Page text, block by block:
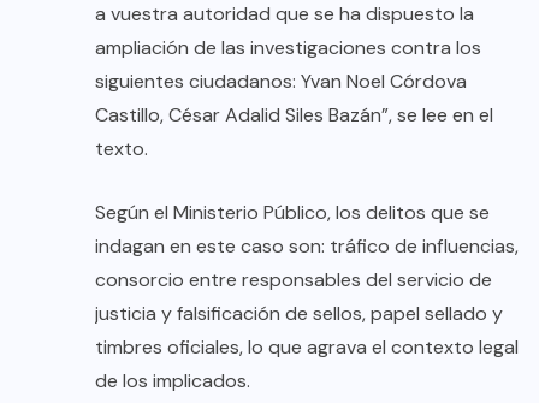
a vuestra autoridad que se ha dispuesto la
ampliación de las investigaciones contra los
siguientes ciudadanos: Yvan Noel Córdova
Castillo, César Adalid Siles Bazán”, se lee en el
texto.
Según el Ministerio Público, los delitos que se
indagan en este caso son: tráfico de influencias,
consorcio entre responsables del servicio de
justicia y falsificación de sellos, papel sellado y
timbres oficiales, lo que agrava el contexto legal
de los implicados.